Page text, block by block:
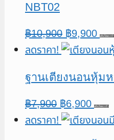
NBT02
฿10,900 Original
price
฿10,900.
฿9,900
฿
หยิบใส่ตะกร้า
ลดราคา!
ฐานเตียงนอนหุ้มห
฿7,900 Original
price
฿6,900
price
หยิบใส่ตะกร้า
ลดราคา!